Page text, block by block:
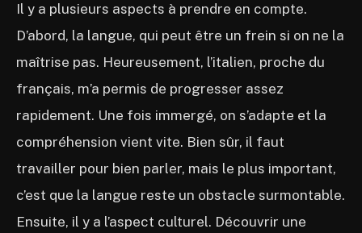
Il y a plusieurs aspects à prendre en compte.
D’abord, la langue, qui peut être un frein si on ne la
maîtrise pas. Heureusement, l’italien, proche du
français, m’a permis de progresser assez
rapidement. Une fois immergé, on s’adapte et la
compréhension vient vite. Bien sûr, il faut
travailler pour bien parler, mais le plus important,
c’est que la langue reste un obstacle surmontable.
Ensuite, il y a l’aspect culturel. Découvrir une